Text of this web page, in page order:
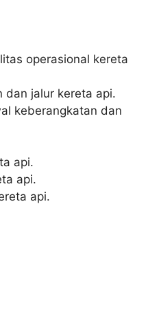
operasional kereta
dan jalur kereta api.
keberangkatan dan
api.
api.
api.